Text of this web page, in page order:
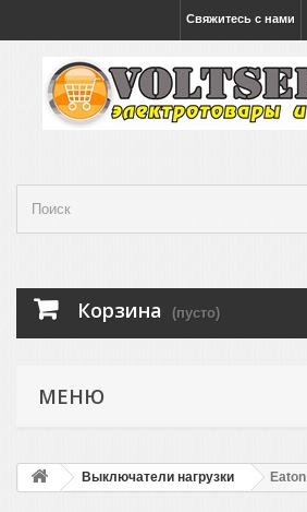
Свяжитесь с нами
Корзина (пусто)
МЕНЮ
Выключатели нагрузки Eaton